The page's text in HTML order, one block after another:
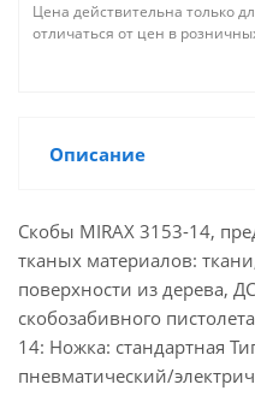
Цена действительна только
отличаться от цен в
Описание
Скобы MIRAX 3153-14,
тканых материалов:
поверхности из дерева,
скобозабивного
14: Ножка: стандартная
пневматический/